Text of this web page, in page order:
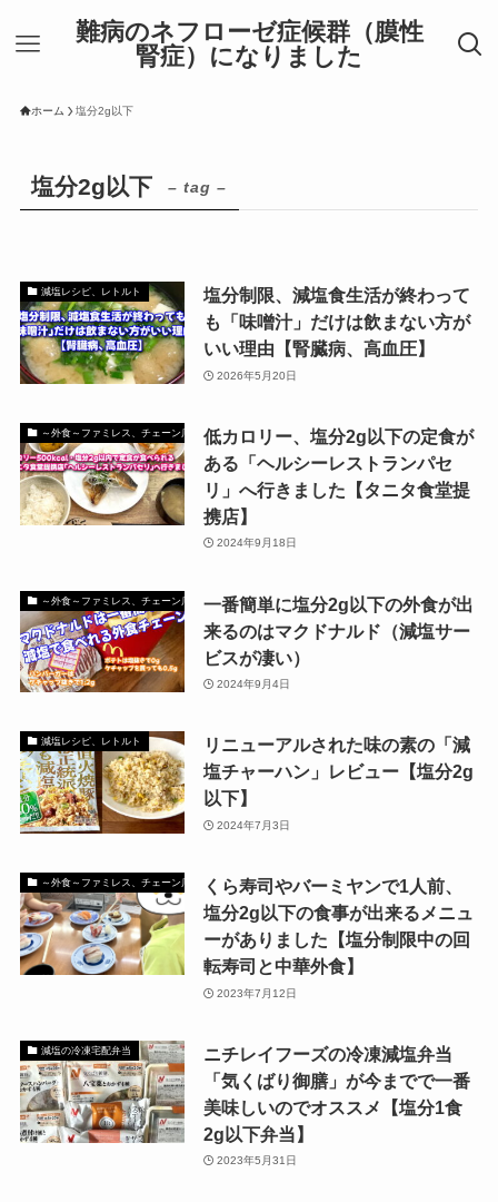
難病のネフローゼ症候群（膜性
腎症）になりました
ホーム 塩分2g以下
塩分2g以下 – tag –
減塩レシピ、レトルト
塩分制限、減塩食生活が終わって
も「味噌汁」だけは飲まない方が
いい理由【腎臓病、高血圧】
2026年5月20日
～外食～ファミレス、チェーン店でも減塩出来るお店低カロリー、塩分2g以下の定食が
ある「ヘルシーレストランパセ
リ」へ行きました【タニタ食堂提
携店】
2024年9月18日
～外食～ファミレス、チェーン店でも減塩出来るお店一番簡単に塩分2g以下の外食が出
来るのはマクドナルド（減塩サー
ビスが凄い）
2024年9月4日
減塩レシピ、レトルト
リニューアルされた味の素の「減
塩チャーハン」レビュー【塩分2g
以下】
2024年7月3日
～外食～ファミレス、チェーン店でも減塩出来るお店くら寿司やバーミヤンで1人前、
塩分2g以下の食事が出来るメニュ
ーがありました【塩分制限中の回
転寿司と中華外食】
2023年7月12日
減塩の冷凍宅配弁当
ニチレイフーズの冷凍減塩弁当
「気くばり御膳」が今までで一番
美味しいのでオススメ【塩分1食
2g以下弁当】
2023年5月31日